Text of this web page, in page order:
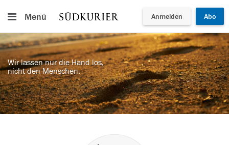
Menü Anmelden Abo
Wir lassen nur die Hand los,
nicht den Menschen.